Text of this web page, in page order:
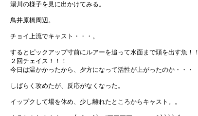
湯川の様子を見に出かけてみる。
鳥井原橋周辺。
チョイ上流でキャスト・・・。
するとピックアップ寸前にルアーを追って水面まで頭を出す魚！！
２回チェイス！！！
今日は温かかったから、夕方になって活性が上がったのか・・・
しばらく攻めたが、反応がなくなった。
イップクして場を休め、少し離れたところからキャスト。。